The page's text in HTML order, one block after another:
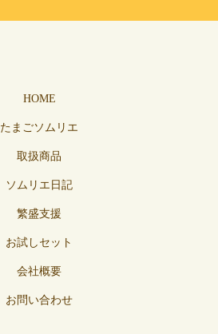
HOME
たまごソムリエ
取扱商品
ソムリエ日記
繁盛支援
お試しセット
会社概要
お問い合わせ